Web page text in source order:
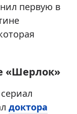
первую в
«Шерлок»
доктора